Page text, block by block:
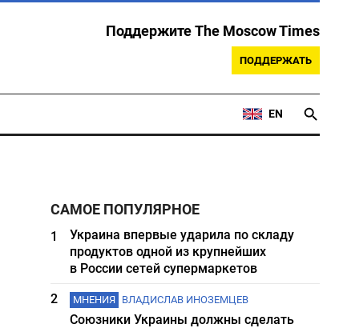
Поддержите The Moscow Times
ПОДДЕРЖАТЬ
EN
САМОЕ ПОПУЛЯРНОЕ
1
Украина впервые ударила по складу
продуктов одной из крупнейших
в России сетей супермаркетов
2
МНЕНИЯ ВЛАДИСЛАВ ИНОЗЕМЦЕВ
Союзники Украины должны сделать